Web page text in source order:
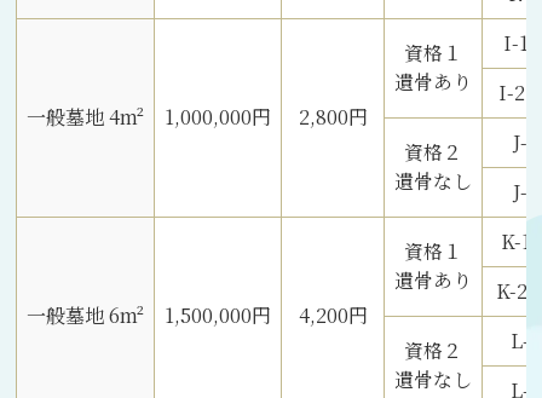
一般墓地 4m² 1,000,000円 2,800円
資格１
遺骨あり
I-1
I-2
資格２
遺骨なし
J-
J-
一般墓地 6m² 1,500,000円 4,200円
資格１
遺骨あり
K-1
K-2
資格２
遺骨なし
L-
L-